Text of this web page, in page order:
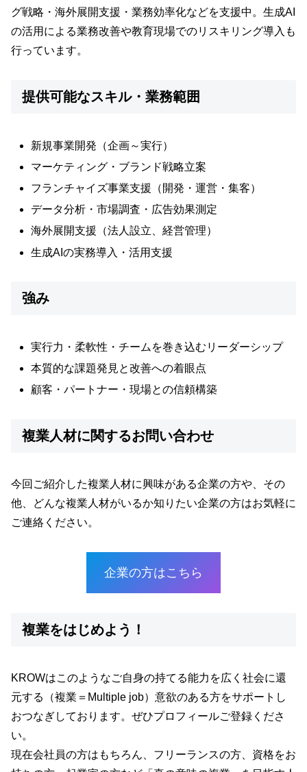
グ戦略・海外展開支援・業務効率化などを支援中。生成AI
の活用による業務改善や教育現場でのリスキリング導入も
行っています。
提供可能なスキル・業務範囲
新規事業開発（企画～実行）
マーケティング・ブランド戦略立案
フランチャイズ事業支援（開発・運営・集客）
データ分析・市場調査・広告効果測定
海外展開支援（法人設立、経営管理）
生成AIの実務導入・活用支援
強み
実行力・柔軟性・チームを巻き込むリーダーシップ
本質的な課題発見と改善への着眼点
顧客・パートナー・現場との信頼構築
複業人材に関するお問い合わせ
今回ご紹介した複業人材に興味がある企業の方や、その
他、どんな複業人材がいるか知りたい企業の方はお気軽に
ご連絡ください。
企業の方はこちら
複業をはじめよう！
KROWはこのようなご自身の持てる能力を広く社会に還
元する（複業＝Multiple job）意欲のある方をサポートし
おつなぎしております。ぜひプロフィールご登録くださ
い。
現在会社員の方はもちろん、フリーランスの方、資格をお